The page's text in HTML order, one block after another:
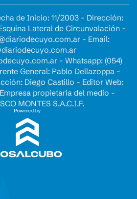
de Inicio: 11/2003 - Dirección:
Lateral de Circunvalación -
- Email:
- Whatsapp: (054)
General: Pablo Dellazoppa -
Diego Castillo - Editor Web:
propietaria del medio -
MONTES S.A.C.I.F.